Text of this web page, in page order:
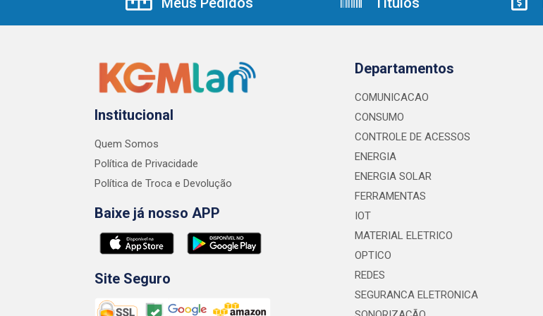
Institucional
Quem Somos
Política de Privacidade
Política de Troca e Devolução
Baixe já nosso APP
Site Seguro
Departamentos
COMUNICACAO
CONSUMO
CONTROLE DE ACESSOS
ENERGIA
ENERGIA SOLAR
FERRAMENTAS
IOT
MATERIAL ELETRICO
OPTICO
REDES
SEGURANCA ELETRONICA